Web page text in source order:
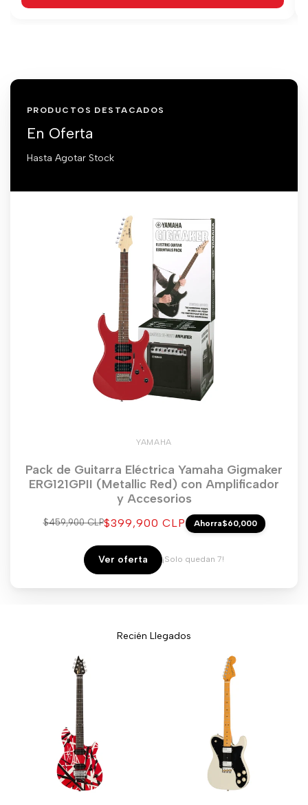
PRODUCTOS DESTACADOS
En Oferta
Hasta Agotar Stock
YAMAHA
Pack de Guitarra Eléctrica Yamaha Gigmaker
ERG121GPII (Metallic Red) con Amplificador
y Accesorios
Precio
$459,900 CLPPrecio
venta
$399,900 CLP Ahorra$60,000
Ver oferta ¡Solo quedan 7!
Recién Llegados